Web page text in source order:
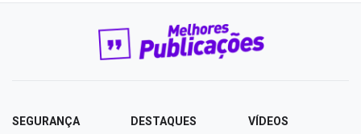
SEGURANÇA DESTAQUES VÍDEOS